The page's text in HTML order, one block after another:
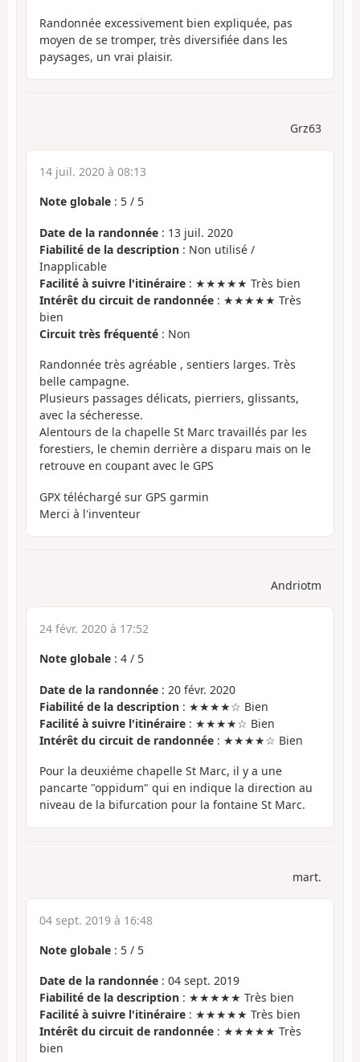
Randonnée excessivement bien expliquée, pas
moyen de se tromper, très diversifiée dans les
paysages, un vrai plaisir.
Grz63
14 juil. 2020 à 08:13
Note globale : 5 / 5
Date de la randonnée : 13 juil. 2020
Fiabilité de la description : Non utilisé /
Inapplicable
Facilité à suivre l'itinéraire : ★★★★★ Très bien
Intérêt du circuit de randonnée : ★★★★★ Très
bien
Circuit très fréquenté : Non
Randonnée très agréable , sentiers larges. Très
belle campagne.
Plusieurs passages délicats, pierriers, glissants,
avec la sécheresse.
Alentours de la chapelle St Marc travaillés par les
forestiers, le chemin derrière a disparu mais on le
retrouve en coupant avec le GPS
GPX téléchargé sur GPS garmin
Merci à l'inventeur
Andriotm
24 févr. 2020 à 17:52
Note globale : 4 / 5
Date de la randonnée : 20 févr. 2020
Fiabilité de la description : ★★★★☆ Bien
Facilité à suivre l'itinéraire : ★★★★☆ Bien
Intérêt du circuit de randonnée : ★★★★☆ Bien
Pour la deuxiéme chapelle St Marc, il y a une
pancarte "oppidum" qui en indique la direction au
niveau de la bifurcation pour la fontaine St Marc.
mart.
04 sept. 2019 à 16:48
Note globale : 5 / 5
Date de la randonnée : 04 sept. 2019
Fiabilité de la description : ★★★★★ Très bien
Facilité à suivre l'itinéraire : ★★★★★ Très bien
Intérêt du circuit de randonnée : ★★★★★ Très
bien